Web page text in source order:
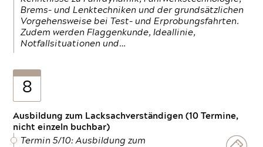
Brems- und Lenktechniken und der grundsätzlichen
Vorgehensweise bei Test- und Erprobungsfahrten.
Zudem werden Flaggenkunde, Ideallinie,
Notfallsituationen und…
8
Ausbildung zum Lacksachverständigen (10 Termine,
nicht einzeln buchbar)
Termin 5/10: Ausbildung zum